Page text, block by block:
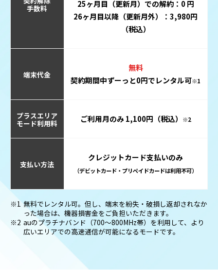
手数料
25ヶ月目（更新月）での解約：0 円
26ヶ月目以降（更新月外）：3,980円
（税込）
端末代金
無料
契約期間中ずーっと0円でレンタル可※1
プラスエリア
モード利用料
ご利用月のみ 1,100円（税込） ※2
支払い方法
クレジットカード支払いのみ
（デビットカード・プリペイドカードは利用不可）
無料でレンタル可。但し、端末を紛失・破損し返却されなか
った場合は、機器損害金をご負担いただきます。
auのプラチナバンド（700～800MHz帯）を利用して、より
広いエリアでの高速通信が可能になるモードです。